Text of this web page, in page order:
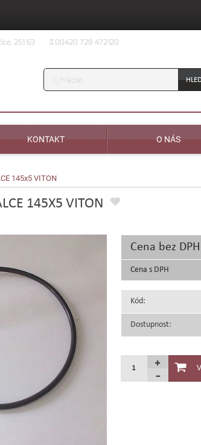
251 63 00420 728 472120
Vyhledávání
KONTAKT O NÁS
145x5 VITON
145X5 VITON
Cena bez DPH
Cena s DPH
Kód:
Dostupnost: